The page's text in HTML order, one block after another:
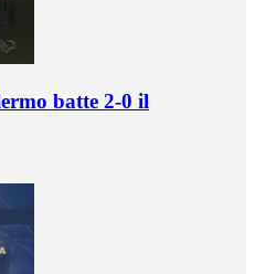
batte 2-0 il